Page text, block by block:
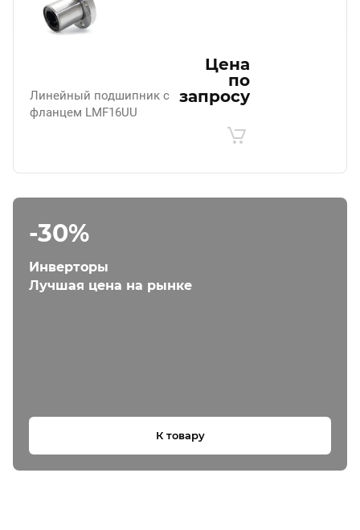
Линейный подшипник с
фланцем LMF16UU
Цена
по
запросу
-30%
Инверторы
Лучшая цена на рынке
К товару